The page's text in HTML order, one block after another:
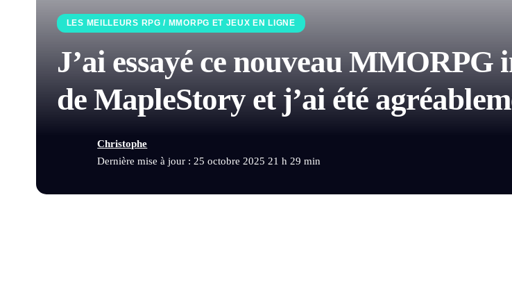
LES MEILLEURS RPG / MMORPG ET JEUX EN LIGNE
J’ai essayé ce nouveau
de MapleStory et j’ai été
Dernière mise à jour : 25 octobre 2025 21 h 29 min
Christophe